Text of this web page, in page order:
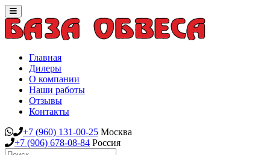
Toggle
navigation
Главная
Дилеры
О компании
Наши работы
Отзывы
Контакты
+7 (960) 131-00-25 Москва
+7 (906) 678-08-84 Россия